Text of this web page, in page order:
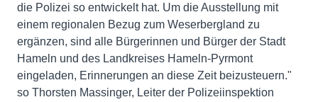
die Polizei so entwickelt hat. Um die Ausstellung mit
einem regionalen Bezug zum Weserbergland zu
ergänzen, sind alle Bürgerinnen und Bürger der Stadt
Hameln und des Landkreises Hameln-Pyrmont
eingeladen, Erinnerungen an diese Zeit beizusteuern."
so Thorsten Massinger, Leiter der Polizeiinspektion